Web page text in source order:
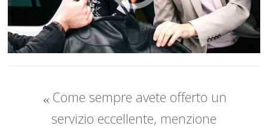
Come sempre avete offerto un
servizio eccellente, menzione